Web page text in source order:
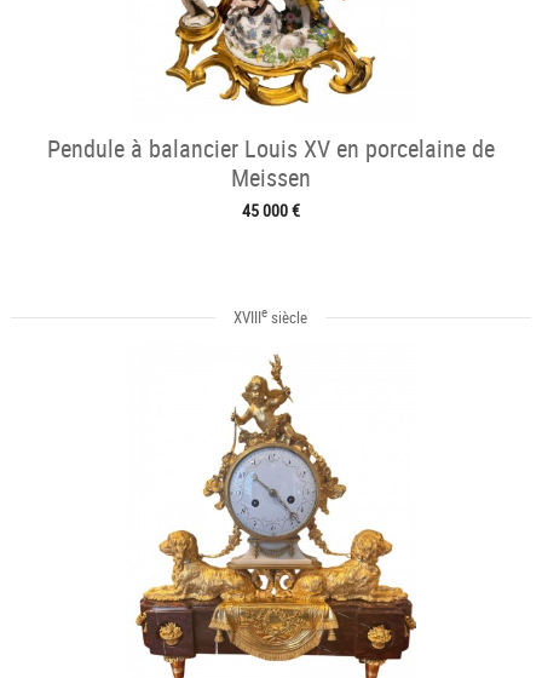
Pendule à balancier Louis XV en porcelaine de
Meissen
45 000 €
XVIIIe siècle